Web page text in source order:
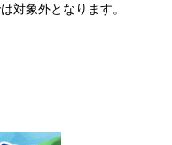
対象外となります。